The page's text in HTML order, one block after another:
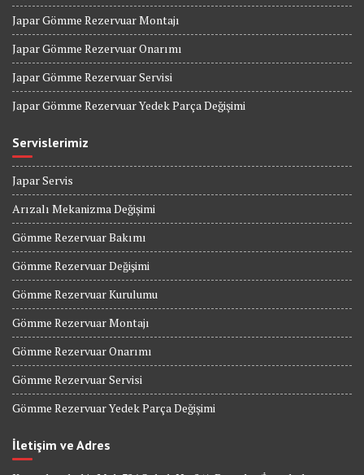
Japar Gömme Rezervuar Montajı
Japar Gömme Rezervuar Onarımı
Japar Gömme Rezervuar Servisi
Japar Gömme Rezervuar Yedek Parça Değişimi
Servislerimiz
Japar Servis
Arızalı Mekanizma Değişimi
Gömme Rezervuar Bakımı
Gömme Rezervuar Değişimi
Gömme Rezervuar Kurulumu
Gömme Rezervuar Montajı
Gömme Rezervuar Onarımı
Gömme Rezervuar Servisi
Gömme Rezervuar Yedek Parça Değişimi
İletişim ve Adres